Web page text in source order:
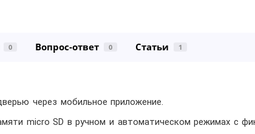
0 Вопрос-ответ 0 Статьи 1
через мобильное приложение.
micro SD в ручном и автоматическом режимах с